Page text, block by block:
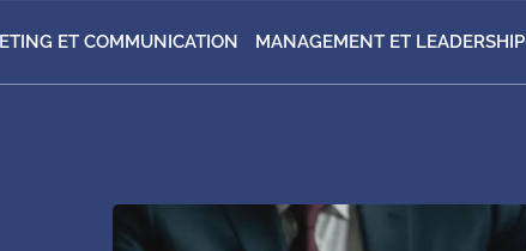
ET COMMUNICATION MANAGEMENT ET LEADERSHIP